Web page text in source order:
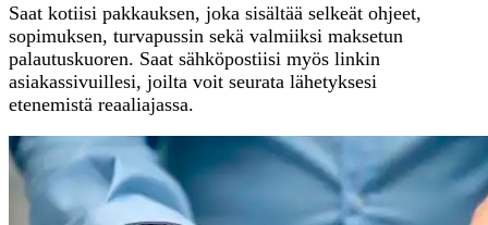
Saat kotiisi pakkauksen, joka sisältää selkeät ohjeet,
sopimuksen, turvapussin sekä valmiiksi maksetun
palautuskuoren. Saat sähköpostiisi myös linkin
asiakassivuillesi, joilta voit seurata lähetyksesi
etenemistä reaaliajassa.